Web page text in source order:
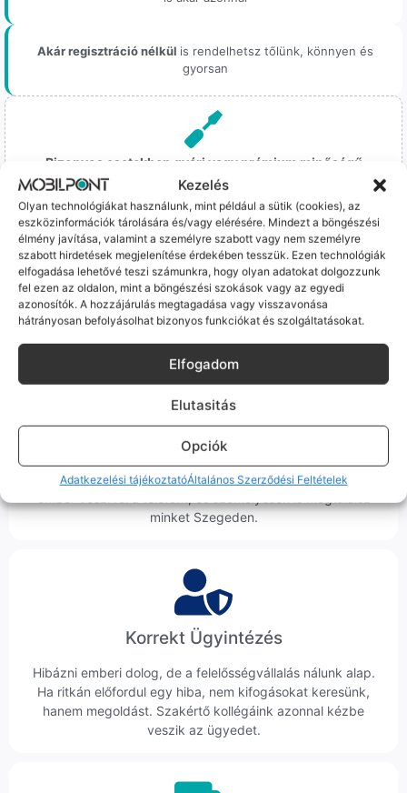
Kezelés
Olyan technológiákat használunk, mint például a sütik (cookies), az
eszközinformációk tárolására és/vagy elérésére. Mindezt a böngészési
élmény javítása, valamint a személyre szabott vagy nem személyre
szabott hirdetések megjelenítése érdekében tesszük. Ezen technológiák
elfogadása lehetővé teszi számunkra, hogy olyan adatokat dolgozzunk
fel ezen az oldalon, mint a böngészési szokások vagy az egyedi
azonosítók. A hozzájárulás megtagadása vagy visszavonása
hátrányosan befolyásolhat bizonyos funkciókat és szolgáltatásokat.
Elfogadom
Elutasitás
Opciók
Adatkezelési tájékoztatóÁltalános Szerződési Feltételek
Akár regisztráció nélkül is rendelhetsz tőlünk, könnyen és
gyorsan
Bizonyos esetekben gyári vagy prémium minőségű
alkatrészekre (pl. új akkumulátorra vagy kijelzőre)
cseréljük a régieket.
Ez mindig 100%-os, tesztelt állapotot jelent. iPhone-oknál
előfordulhat az "Ismeretlen alkatrész" jelzés, de ne aggódj, ez
csak a gyártó szoftveres üzenete – a telefonod ettől még
tökéletesen és hibátlanul teszi a dolgát! Ha valahol (pl. Samsung
S-széria) a gyárinál rosszabb minőségű az alkatrész, azt a
termékleírásban külön jelezzük neked.
100% Elérhetőség
Nem egy arctalan webshop vagyunk: ha kérdésed van, élő
ember veszi fel a telefont, és személyesen is megtalálsz
minket Szegeden.
Korrekt Ügyintézés
Hibázni emberi dolog, de a felelősségvállalás nálunk alap.
Ha ritkán előfordul egy hiba, nem kifogásokat keresünk,
hanem megoldást. Szakértő kollégáink azonnal kézbe
veszik az ügyedet.